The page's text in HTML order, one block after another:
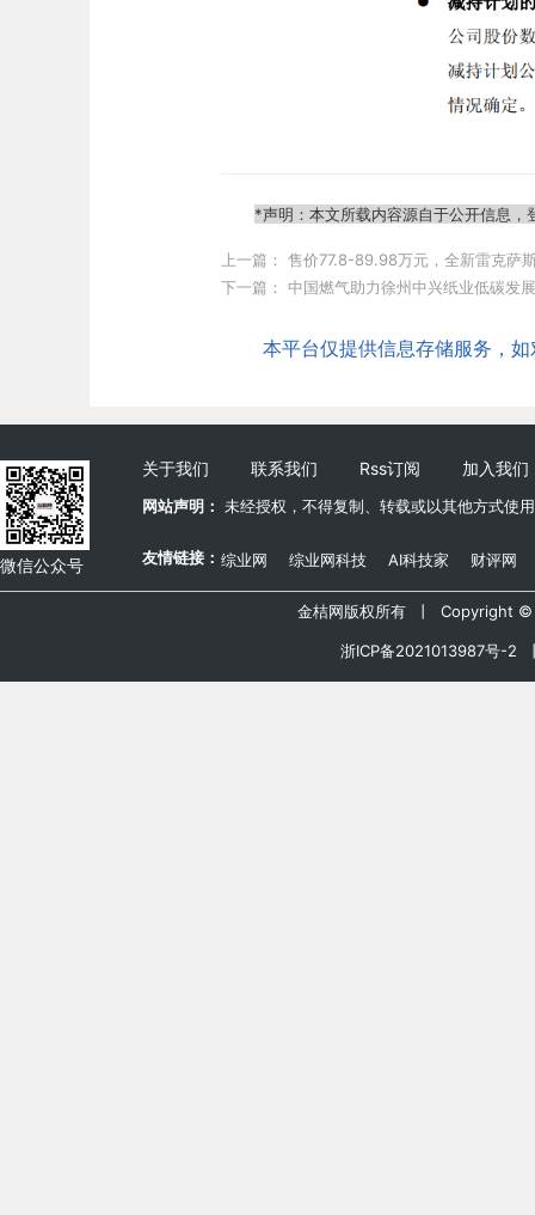
*声明：本文所载内容源自于公开信息
上一篇： 售价77.8-89.98万元，全新雷克萨
下一篇： 中国燃气助力徐州中兴纸业低碳发
本平台仅提供信息存储服务，
微信公众号
关于我们 联系我们 Rss订阅 加入我们
网站声明： 未经授权，不得复制、转载或以其他方式使
友情链接： 综业网 综业网科技 AI科技家 财评网
金桔网版权所有 丨 Copyright ©
浙ICP备2021013987号-2